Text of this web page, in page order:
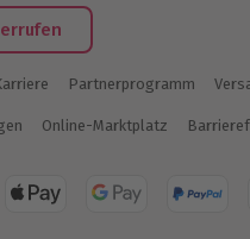
Partnerprogramm
Online-Marktplatz